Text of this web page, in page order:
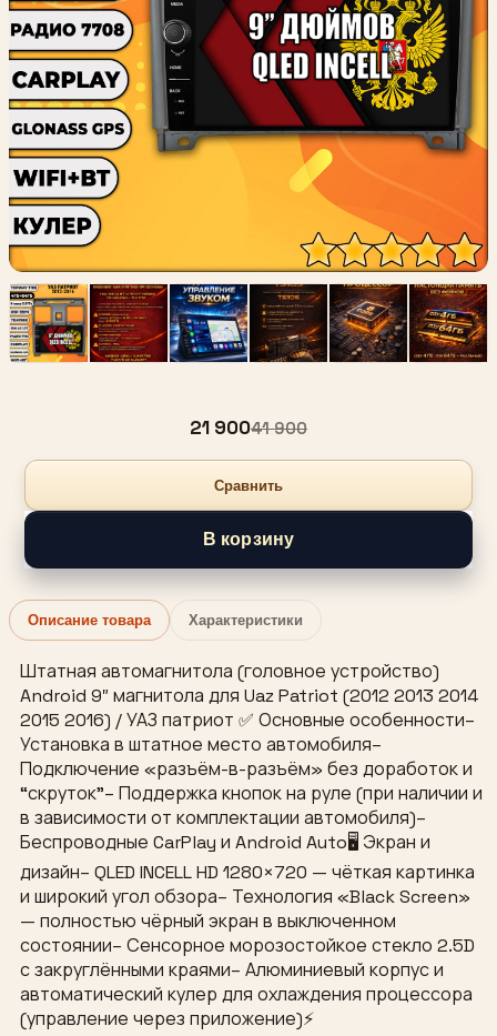
21 90041 900
Сравнить
В корзину
Описание товара Характеристики
Штатная автомагнитола (головное устройство)
Android 9″ магнитола для Uaz Patriot (2012 2013 2014
2015 2016) / УАЗ патриот ✅ Основные особенности–
Установка в штатное место автомобиля–
Подключение «разъём-в-разъём» без доработок и
“скруток”– Поддержка кнопок на руле (при наличии и
в зависимости от комплектации автомобиля)–
Беспроводные CarPlay и Android Auto🖥 Экран и
дизайн– QLED INCELL HD 1280×720 — чёткая картинка
и широкий угол обзора– Технология «Black Screen»
— полностью чёрный экран в выключенном
состоянии– Сенсорное морозостойкое стекло 2.5D
с закруглёнными краями– Алюминиевый корпус и
автоматический кулер для охлаждения процессора
(управление через приложение)⚡